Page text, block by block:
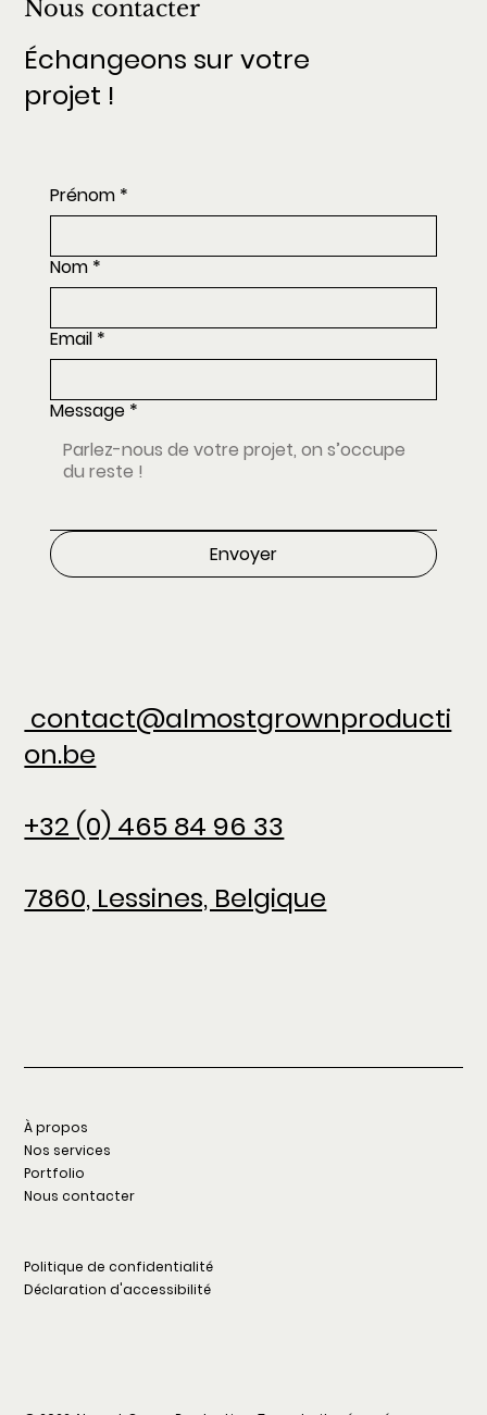
Nous contacter
Échangeons sur votre
projet !
contact@almostgrownproducti
on.be
+32 (0) 465 84 96 33
7860, Lessines, Belgique
Prénom *
Nom *
Email *
Message *
Envoyer
À propos
Nos services
Portfolio
Nous contacter
Politique de confidentialité
Déclaration d'accessibilité